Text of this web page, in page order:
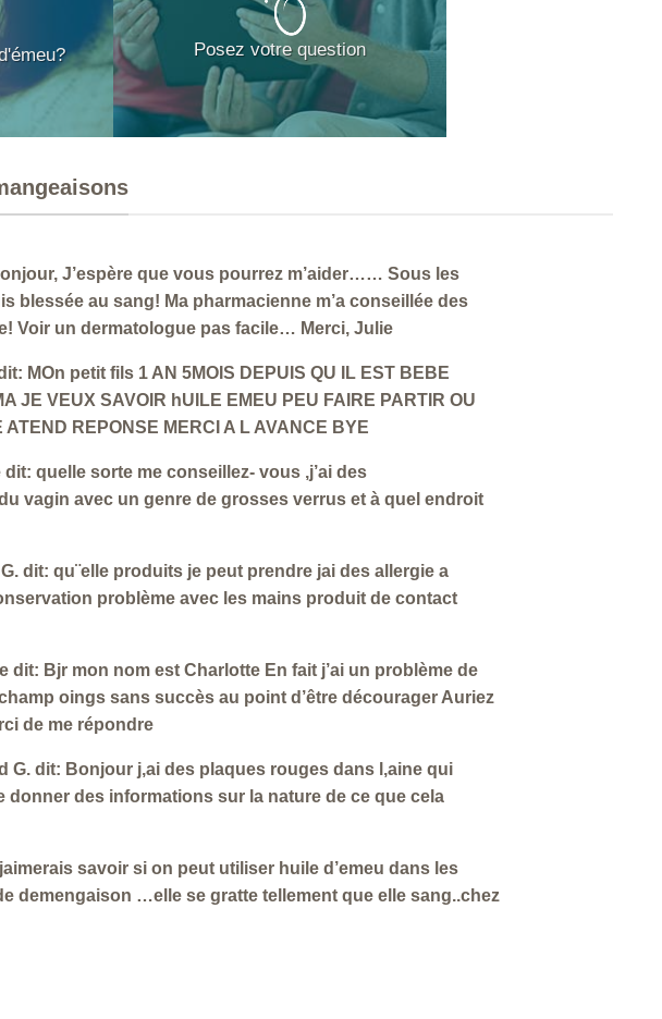
Posez votre question
J’espère que vous pourrez m’aider…… Sous les
blessée au sang! Ma pharmacienne m’a conseillée des
Voir un dermatologue pas facile… Merci, Julie
MOn petit fils 1 AN 5MOIS DEPUIS QU IL EST BEBE
JE VEUX SAVOIR hUILE EMEU PEU FAIRE PARTIR OU
REPONSE MERCI A L AVANCE BYE
quelle sorte me conseillez- vous ,j’ai des
vagin avec un genre de grosses verrus et à quel endroit
dit: qu¨elle produits je peut prendre jai des allergie a
problème avec les mains produit de contact
dit: Bjr mon nom est Charlotte En fait j’ai un problème de
oings sans succès au point d’être décourager Auriez
de me répondre
G. dit: Bonjour j,ai des plaques rouges dans l,aine qui
des informations sur la nature de ce que cela
savoir si on peut utiliser huile d’emeu dans les
demengaison …elle se gratte tellement que elle sang..chez